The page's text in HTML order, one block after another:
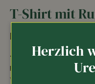
T-Shirt mit
T-Shirt mit Rundhals
Farbechtheit und
verstärktem
Herzlich